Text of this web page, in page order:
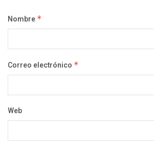
Nombre *
Correo electrónico *
Web